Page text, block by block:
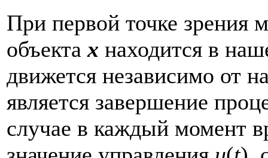
При первой точке зрения
объектаx находится в
движется независимо от
является завершение
случае в каждый момент